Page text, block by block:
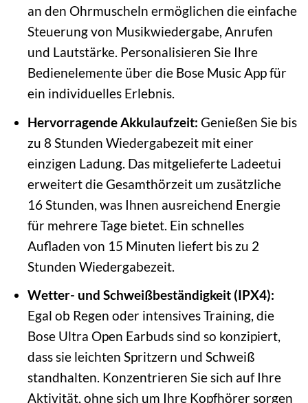
an den Ohrmuscheln ermöglichen die einfache
Steuerung von Musikwiedergabe, Anrufen
und Lautstärke. Personalisieren Sie Ihre
Bedienelemente über die Bose Music App für
ein individuelles Erlebnis.
Hervorragende Akkulaufzeit: Genießen Sie bis
zu 8 Stunden Wiedergabezeit mit einer
einzigen Ladung. Das mitgelieferte Ladeetui
erweitert die Gesamthörzeit um zusätzliche
16 Stunden, was Ihnen ausreichend Energie
für mehrere Tage bietet. Ein schnelles
Aufladen von 15 Minuten liefert bis zu 2
Stunden Wiedergabezeit.
Wetter- und Schweißbeständigkeit (IPX4):
Egal ob Regen oder intensives Training, die
Bose Ultra Open Earbuds sind so konzipiert,
dass sie leichten Spritzern und Schweiß
standhalten. Konzentrieren Sie sich auf Ihre
Aktivität, ohne sich um Ihre Kopfhörer sorgen